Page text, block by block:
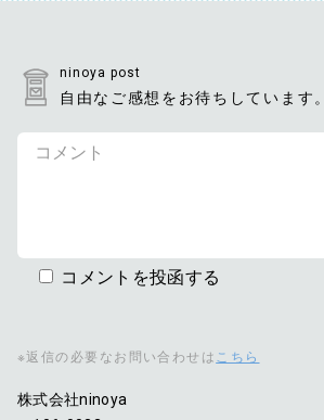
ninoya post
自由なご感想をお待ちしています。
コメントを投函する
※返信の必要なお問い合わせは こちら
株式会社ninoya